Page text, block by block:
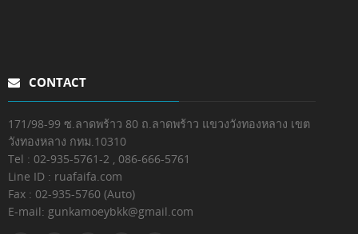
CONTACT
171/98-99 ซ.ลาดพร้าว 80 ถ.ลาดพร้าว แขวงวังทองหลาง เขต
วังทองหลาง กทม.10310
Tel : 02-935-5761-2 , 086-666-5761
Line ID : ruafaifa.com
Fax : 02-935-5760 (Auto)
E-mail: gunkamoeybkk@gmail.com